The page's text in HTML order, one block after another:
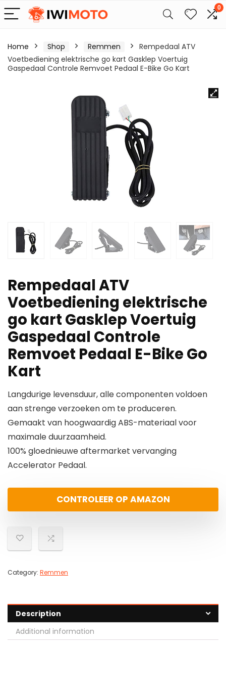
0
Home Shop Remmen
Rempedaal ATV
Voetbediening elektrische go kart Gasklep Voertuig
Gaspedaal Controle Remvoet Pedaal E-Bike Go Kart
Rempedaal ATV
Voetbediening elektrische
go kart Gasklep Voertuig
Gaspedaal Controle
Remvoet Pedaal E-Bike Go
Kart
Langdurige levensduur, alle componenten voldoen
aan strenge verzoeken om te produceren.
Gemaakt van hoogwaardig ABS-materiaal voor
maximale duurzaamheid.
100% gloednieuwe aftermarket vervanging
Accelerator Pedaal.
CONTROLEER OP AMAZON
Category: Remmen
Description
Additional information